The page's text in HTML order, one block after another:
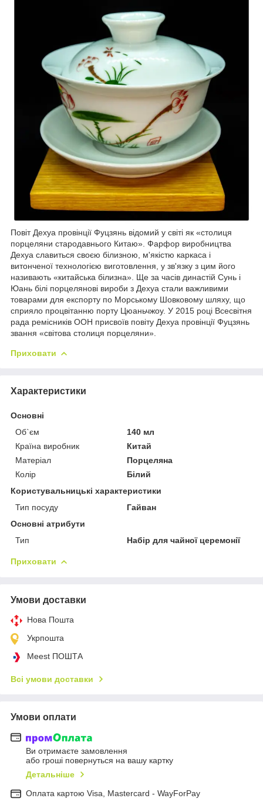
Повіт Дехуа провінції Фуцзянь відомий у світі як «столиця
порцеляни стародавнього Китаю». Фарфор виробництва
Дехуа славиться своєю білизною, м'якістю каркаса і
витонченої технологією виготовлення, у зв'язку з цим його
називають «китайська білизна». Ще за часів династій Сунь і
Юань білі порцелянові вироби з Дехуа стали важливими
товарами для експорту по Морському Шовковому шляху, що
сприяло процвітанню порту Цюаньчжоу. У 2015 році Всесвітня
рада ремісників ООН присвоїв повіту Дехуа провінції Фуцзянь
звання «світова столиця порцеляни».
Приховати
Характеристики
Основні
Об`єм
140 мл
Країна виробник
Китай
Матеріал
Порцеляна
Колір
Білий
Користувальницькі характеристики
Тип посуду
Гайван
Основні атрибути
Тип
Набір для чайної церемонії
Приховати
Умови доставки
Нова Пошта
Укрпошта
Meest ПОШТА
Всі умови доставки
Умови оплати
Ви отримаєте замовлення
або гроші повернуться на вашу картку
Детальніше
Оплата картою Visa, Mastercard - WayForPay